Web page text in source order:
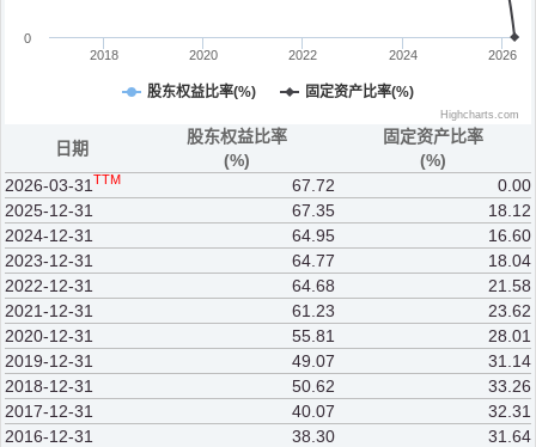
股东权益比率(%) 固定资产比率(%)
2018 2020 2022 2024 2026
0
Highcharts.com
日期
股东权益比率
(%)
固定资产比率
(%)
2026-03-31 TTM 67.72
0.00
2025-12-31
67.35
18.12
2024-12-31
64.95
16.60
2023-12-31
64.77
18.04
2022-12-31
64.68
21.58
2021-12-31
61.23
23.62
2020-12-31
55.81
28.01
2019-12-31
49.07
31.14
2018-12-31
50.62
33.26
2017-12-31
40.07
32.31
2016-12-31
38.30
31.64